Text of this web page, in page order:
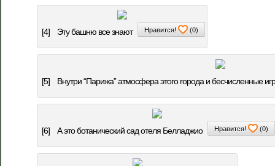
[4] Эту башню все знают Нравится! (0)
[5] Внутри “Парижа” атмосфера этого города и бесчисленные
[6] А это ботанический сад отеля Белладжио Нравится! (0)